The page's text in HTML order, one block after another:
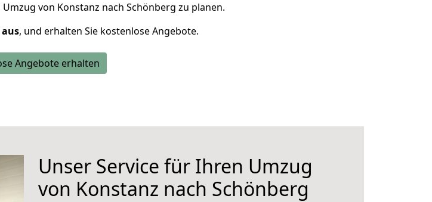
von Konstanz nach Schönberg zu planen.
, und erhalten Sie kostenlose Angebote.
Angebote erhalten
Unser Service für Ihren Umzug
von Konstanz nach Schönberg